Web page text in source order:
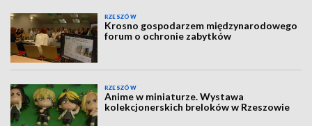
RZESZÓW
Krosno gospodarzem międzynarodowego
forum o ochronie zabytków
RZESZÓW
Anime w miniaturze. Wystawa
kolekcjonerskich breloków w Rzeszowie